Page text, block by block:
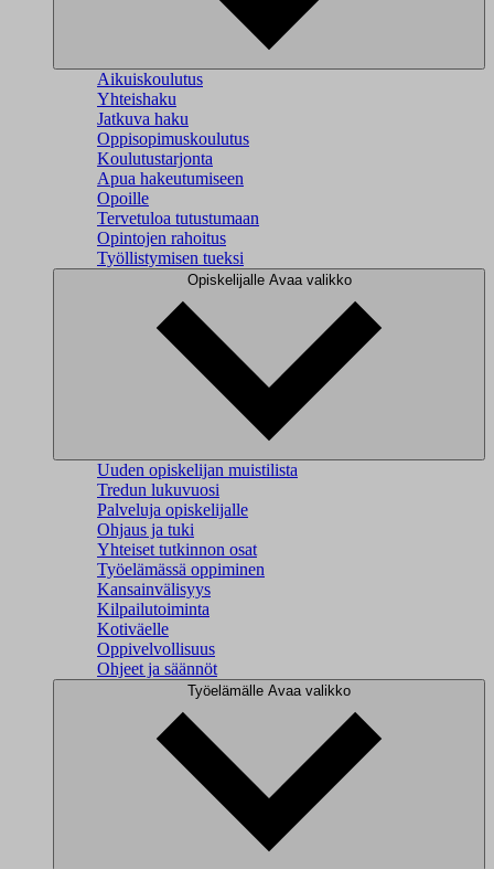
Aikuiskoulutus
Yhteishaku
Jatkuva haku
Oppisopimuskoulutus
Koulutustarjonta
Apua hakeutumiseen
Opoille
Tervetuloa tutustumaan
Opintojen rahoitus
Työllistymisen tueksi
Opiskelijalle Avaa valikko
Uuden opiskelijan muistilista
Tredun lukuvuosi
Palveluja opiskelijalle
Ohjaus ja tuki
Yhteiset tutkinnon osat
Työelämässä oppiminen
Kansainvälisyys
Kilpailutoiminta
Kotiväelle
Oppivelvollisuus
Ohjeet ja säännöt
Työelämälle Avaa valikko